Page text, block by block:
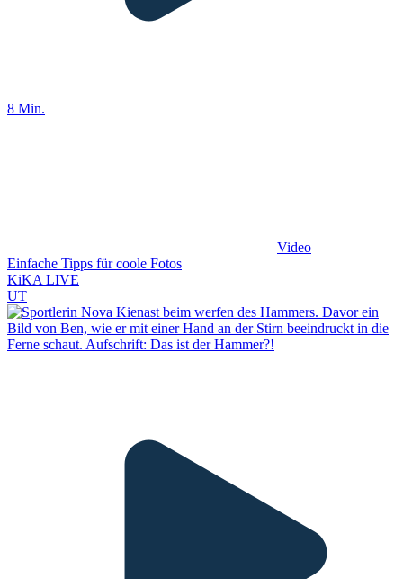
8 Min.
Video
Einfache Tipps für coole Fotos
KiKA LIVE
UT